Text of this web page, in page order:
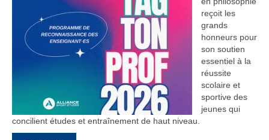
reçoit les
grands
honneurs pour
son soutien
essentiel à la
réussite
scolaire et
sportive des
jeunes qui
concilient études et entraînement de haut niveau.